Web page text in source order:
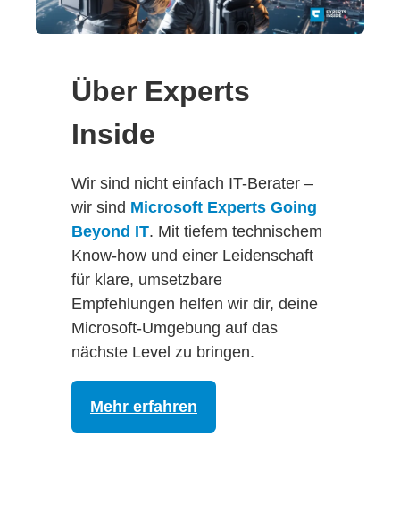
Über Experts
Inside
Wir sind nicht einfach IT-Berater –
wir sind Microsoft Experts Going
Beyond IT. Mit tiefem technischem
Know-how und einer Leidenschaft
für klare, umsetzbare
Empfehlungen helfen wir dir, deine
Microsoft-Umgebung auf das
nächste Level zu bringen.
Mehr erfahren